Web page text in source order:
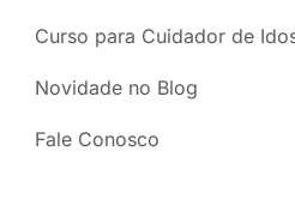
Curso para Cuidador de
Novidade no Blog
Fale Conosco